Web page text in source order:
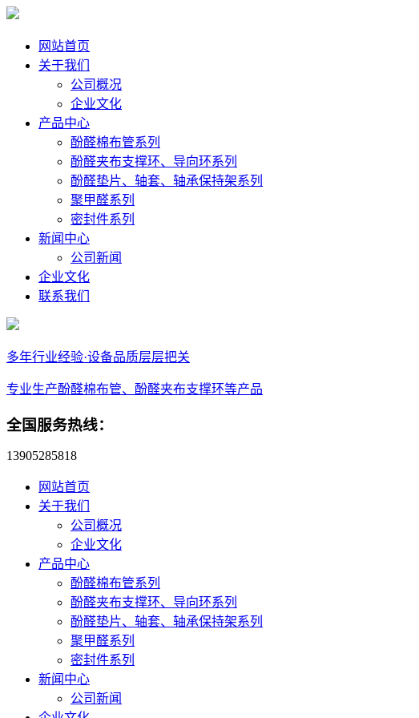
网站首页
关于我们
公司概况
企业文化
产品中心
酚醛棉布管系列
酚醛夹布支撑环、导向环系列
酚醛垫片、轴套、轴承保持架系列
聚甲醛系列
密封件系列
新闻中心
公司新闻
企业文化
联系我们
多年行业经验·设备品质层层把关
专业生产酚醛棉布管、酚醛夹布支撑环等产品
全国服务热线：
13905285818
网站首页
关于我们
公司概况
企业文化
产品中心
酚醛棉布管系列
酚醛夹布支撑环、导向环系列
酚醛垫片、轴套、轴承保持架系列
聚甲醛系列
密封件系列
新闻中心
公司新闻